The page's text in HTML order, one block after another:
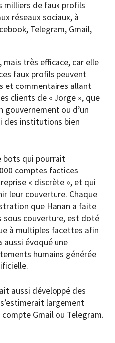
milliers de faux profils
réseaux sociaux, à
Telegram, Gmail,
très efficace, car elle
faux profils peuvent
et commentaires allant
clients de « Jorge », que
gouvernement ou d’un
des institutions bien
bots qui pourrait
comptes factices
« discrète », et qui
leur couverture. Chaque
que Hanan a faite
sous couverture, est doté
à multiples facettes afin
aussi évoqué une
humains générée
aussi développé des
largement
Gmail ou Telegram.